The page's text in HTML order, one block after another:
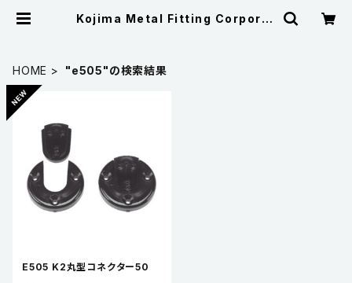
Kojima Metal Fitting Corporat
HOME "e505"の検索結果
E505 K2丸型コネクター50